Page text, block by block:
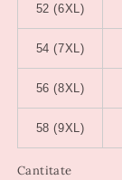
52 (6XL)
54 (7XL)
56 (8XL)
58 (9XL)
Cantitate